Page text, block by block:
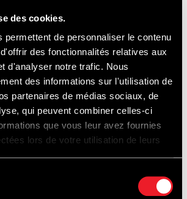
des cookies.
permettent de personnaliser le contenu
des fonctionnalités relatives aux
d'analyser notre trafic. Nous
des informations sur l'utilisation de
partenaires de médias sociaux, de
qui peuvent combiner celles-ci
que vous leur avez fournies
lors de votre utilisation de leurs